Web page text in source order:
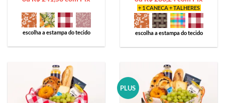
escolha a estampa do tecido
+ 1 CANECA + TALHERES
escolha a estampa do tecido
PLUS